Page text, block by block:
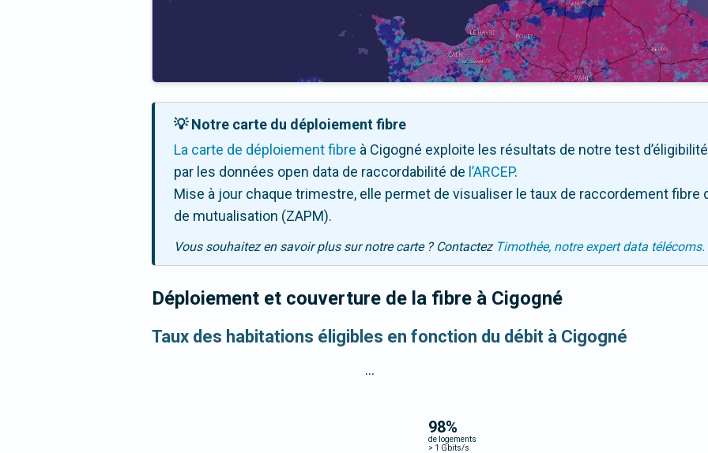
💡 Notre carte du déploiement fibre
La carte de déploiement fibre à Cigogné exploite les résultats de notre test
par les données open data de raccordabilité de l’ARCEP.
Mise à jour chaque trimestre, elle permet de visualiser le taux de raccordement fibre
de mutualisation (ZAPM).
Vous souhaitez en savoir plus sur notre carte ? Contactez Timothée, notre expert data télécoms.
Déploiement et couverture de la fibre à Cigogné
Taux des habitations éligibles en fonction du débit à Cigogné
98%
de logements
> 1 Gbits/s
...